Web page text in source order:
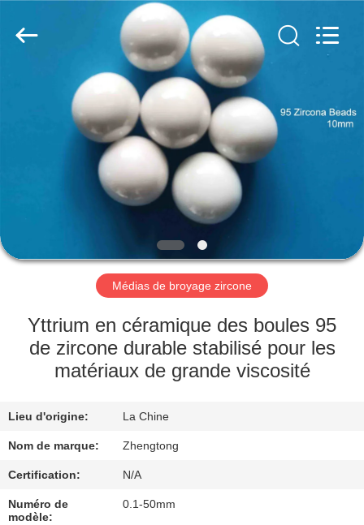
MAISON
PRODUITS
AU
SUJET
NOUS
VISITE
CONTRÔLE
DE
QUALITÉ
Abrasive
Import&Export
Médias de broyage zircone
Yttrium en céramique des boules 95
de zircone durable stabilisé pour les
matériaux de grande viscosité
Lieu d'origine: La Chine
Nom de marque: Zhengtong
Certification: N/A
Numéro de
modèle:
0.1-50mm